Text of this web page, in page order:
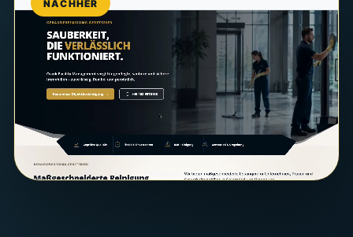
NACHHER